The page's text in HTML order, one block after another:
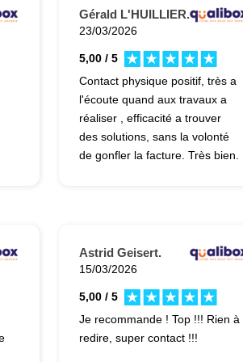
raisonnable et l’ambiance était
familiale et professionnelle.
et les recommandons sans
hésiter. Encore merci à Cédric
pour le devis, et à Jamison et
son équipe pour la réalisation
et le suivi des travaux de A à Z.
Gérald L'HUILLIER.
23/03/2026
5,00 / 5
Contact physique positif, très a
l'écoute quand aux travaux a
réaliser , efficacité a trouver
des solutions, sans la volonté
de gonfler la facture. Très bien.
Astrid Geisert.
15/03/2026
5,00 / 5
Je recommande ! Top !!! Rien à
redire, super contact !!!